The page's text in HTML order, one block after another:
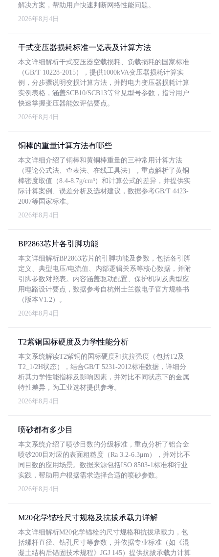
解决方案，帮助用户快速判断网络性能问题。
2026年8月4日
干式变压器损耗标准一览表及计算方法
本文详细解析干式变压器空载损耗、负载损耗的国家标准
（GB/T 10228-2015），提供1000kVA变压器损耗计算实
例，分步骤说明变损计算方法，并附电力变压器损耗计算
实例表格，涵盖SCB10/SCB13等常见型号参数，指导用户
快速掌握变压器能效评估要点。
2026年8月4日
铜棒的重量计算方法有哪些
本文详细介绍了铜棒和黄铜棒重量的三种常用计算方法
（理论公式法、查表法、在线工具法），重点解析了黄铜
棒密度取值（8.4-8.7g/cm³）和计算公式的差异，并提供实
际计算案例、误差分析及选材建议，数据参考GB/T 4423-
2007等国家标准。
2026年8月4日
BP2863芯片各引脚功能
本文详细解析BP2863芯片的引脚功能及参数，包括各引脚
定义、典型电压/电流值、内部逻辑关系等核心数据，并附
引脚参数对照表。内容涵盖驱动配置、保护机制及典型应
用电路设计要点，数据参考自杭州士兰微电子官方规格书
（版本V1.2）。
2026年8月4日
T2紫铜国标硬度及力学性能分析
本文系统解读T2紫铜的国标硬度和抗拉强度（包括T2及
T2_1/2H状态），结合GB/T 5231-2012标准数据，详细分
析其力学性能指标及影响因素，并对比不同状态下的金属
特性差异，为工业选材提供参考。
2026年8月4日
喷砂都有多少目
本文系统介绍了喷砂目数的分级标准，重点分析了铝合金
喷砂200目对应的表面粗糙度（Ra 3.2-6.3μm），并对比不
同目数的应用场景。数据来源包括ISO 8503-1标准和行业
实践，帮助用户根据需求选择合适的喷砂参数。
2026年8月4日
M20化学锚栓尺寸规格及抗拔承载力详解
本文详细解析M20化学锚栓的尺寸规格和抗拔承载力，包
括螺杆直径、钻孔尺寸等参数，并依据专业标准（如《混
凝土结构后锚固技术规程》JGJ 145）提供抗拔承载力计算